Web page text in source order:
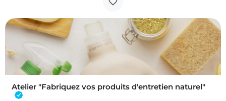
Atelier "Fabriquez vos produits d'entretien naturel"